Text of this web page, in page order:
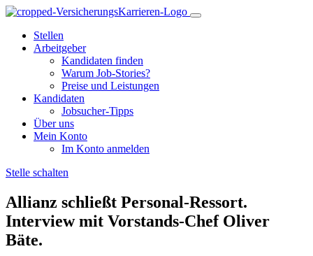
Stellen
Arbeitgeber
Kandidaten finden
Warum Job-Stories?
Preise und Leistungen
Kandidaten
Jobsucher-Tipps
Über uns
Mein Konto
Im Konto anmelden
Stelle schalten
Allianz schließt Personal-Ressort.
Interview mit Vorstands-Chef Oliver
Bäte.